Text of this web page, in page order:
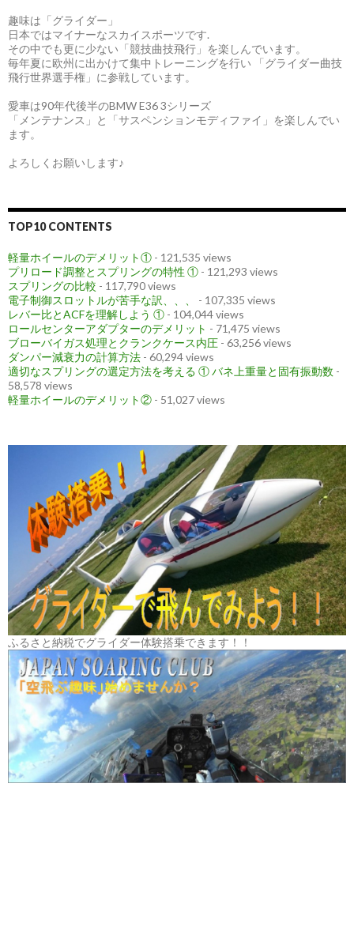
趣味は「グライダー」
日本ではマイナーなスカイスポーツです.
その中でも更に少ない「競技曲技飛行」を楽しんでいます。
毎年夏に欧州に出かけて集中トレーニングを行い 「グライダー曲技
飛行世界選手権」に参戦しています。
愛車は90年代後半のBMW E36 3シリーズ
「メンテナンス」と「サスペンションモディファイ」を楽しんでい
ます。
よろしくお願いします♪
TOP10 CONTENTS
軽量ホイールのデメリット① - 121,535 views
プリロード調整とスプリングの特性 ① - 121,293 views
スプリングの比較 - 117,790 views
電子制御スロットルが苦手な訳、、、
- 107,335 views
レバー比とACFを理解しよう ① - 104,044 views
ロールセンターアダプターのデメリット - 71,475 views
ブローバイガス処理とクランクケース内圧 - 63,256 views
ダンパー減衰力の計算方法 - 60,294 views
適切なスプリングの選定方法を考える ① バネ上重量と固有振動数 -
58,578 views
軽量ホイールのデメリット② - 51,027 views
ふるさと納税でグライダー体験搭乗できます！！